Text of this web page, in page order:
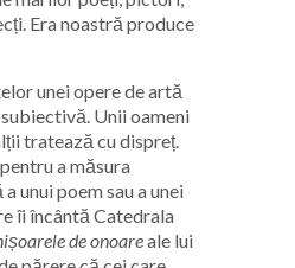
Era noastră produce
unei opere de artă
Unii oameni
tratează cu dispreț.
a măsura
unui poem sau a unei
îi încântă Catedrala
de onoareale lui